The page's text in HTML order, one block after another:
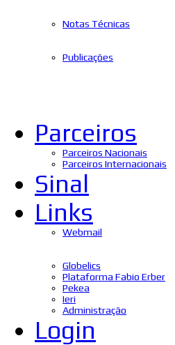
Notas Técnicas
Publicações
Parceiros
Parceiros Nacionais
Parceiros Internacionais
Sinal
Links
Webmail
Globelics
Plataforma Fabio Erber
Pekea
Ieri
Administração
Login